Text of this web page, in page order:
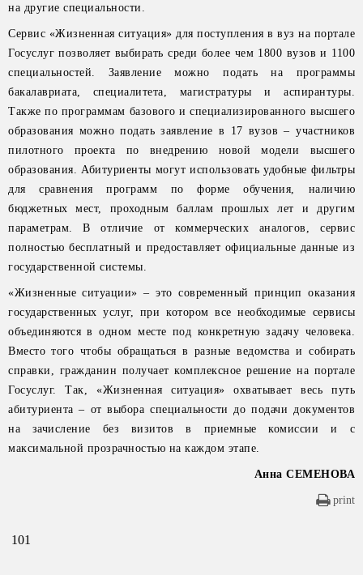
на другие специальности.
Сервис «Жизненная ситуация» для поступления в вуз на портале
Госуслуг позволяет выбирать среди более чем 1800 вузов и 1100
специальностей. Заявление можно подать на программы
бакалавриата, специалитета, магистратуры и аспирантуры.
Также по программам базового и специализированного высшего
образования можно подать заявление в 17 вузов – участников
пилотного проекта по внедрению новой модели высшего
образования. Абитуриенты могут использовать удобные фильтры
для сравнения программ по форме обучения, наличию
бюджетных мест, проходным баллам прошлых лет и другим
параметрам. В отличие от коммерческих аналогов, сервис
полностью бесплатный и предоставляет официальные данные из
государственной системы.
«Жизненные ситуации» – это современный принцип оказания
государственных услуг, при котором все необходимые сервисы
объединяются в одном месте под конкретную задачу человека.
Вместо того чтобы обращаться в разные ведомства и собирать
справки, гражданин получает комплексное решение на портале
Госуслуг. Так, «Жизненная ситуация» охватывает весь путь
абитуриента – от выбора специальности до подачи документов
на зачисление без визитов в приемные комиссии и с
максимальной прозрачностью на каждом этапе.
Анна СЕМЕНОВА
print
101